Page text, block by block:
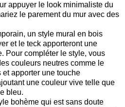
appuyer le look minimaliste du
le parement du mur avec des
un style mural en bois
et le teck apporteront une
Pour compléter le style, vous
couleurs neutres comme le
et apporter une touche
une couleur vive telle que
bleu.
bohème qui est sans doute